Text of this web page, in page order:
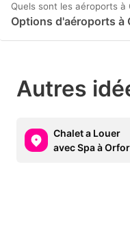
Quels sont les aéroports à
Options d'aéroports à
Autres
Chalet a Louer
avec Spa à